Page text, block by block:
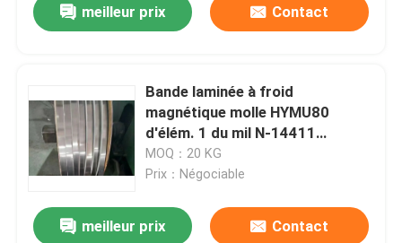
Produits
Vidéos
À propos de nous
meilleur prix Contact
Bande laminée à froid
magnétique molle HYMU80
d'élém. 1 du mil N-14411
d'alliages de nickel de Sheilding
MOQ：20 KG
Prix：Négociable
meilleur prix Contact